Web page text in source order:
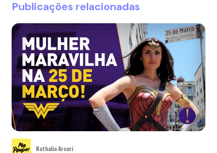
Publicações relacionadas
Nathalia Arcuri